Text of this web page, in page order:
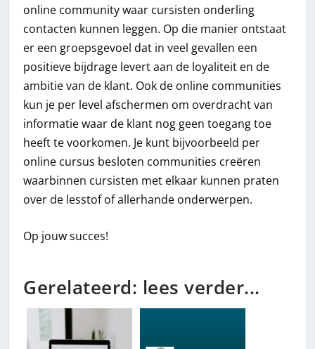
online community waar cursisten onderling
contacten kunnen leggen. Op die manier ontstaat
er een groepsgevoel dat in veel gevallen een
positieve bijdrage levert aan de loyaliteit en de
ambitie van de klant. Ook de online communities
kun je per level afschermen om overdracht van
informatie waar de klant nog geen toegang toe
heeft te voorkomen. Je kunt bijvoorbeeld per
online cursus besloten communities creëren
waarbinnen cursisten met elkaar kunnen praten
over de lesstof of allerhande onderwerpen.
Op jouw succes!
Gerelateerd: lees verder...